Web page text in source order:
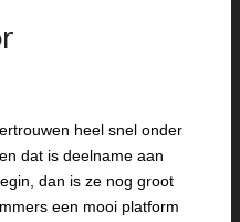
heel snel onder
dat is deelname aan
dan is ze nog groot
een mooi platform